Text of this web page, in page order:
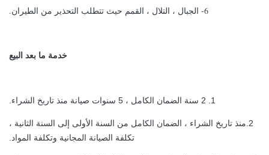
6- الجبال ، التلال ، القمم حيث تتطلب التحذير من الطيران.
خدمة ما بعد البيع
1. 2 سنة الضمان الكامل ، 5 سنوات صيانة منذ تاريخ الشراء.
2.منذ تاريخ الشراء ، الضمان الكامل من السنة الأولى إلى السنة الثانية ،
تكلفة الصيانة المجانية وتكلفة المواد.